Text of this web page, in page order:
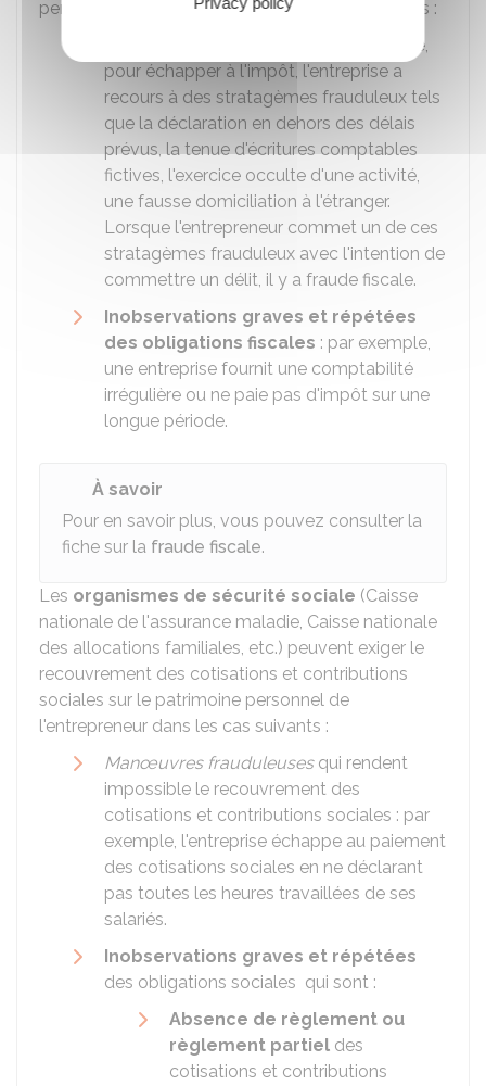
personnel de l'entrepreneur dans les cas suivants :
: par exemple,
pour échapper à l'impôt, l'entreprise a
recours à des stratagèmes frauduleux tels
que la déclaration en dehors des délais
prévus, la tenue d'écritures comptables
fictives, l'exercice occulte d'une activité,
une fausse domiciliation à l'étranger.
Lorsque l'entrepreneur commet un de ces
stratagèmes frauduleux avec l'intention de
commettre un délit, il y a fraude fiscale.
Inobservations graves et répétées
des obligations fiscales : par exemple,
une entreprise fournit une comptabilité
irrégulière ou ne paie pas d'impôt sur une
longue période.
À savoir
Pour en savoir plus, vous pouvez consulter la
fiche sur la fraude fiscale.
Les organismes de sécurité sociale (Caisse
nationale de l'assurance maladie, Caisse nationale
des allocations familiales, etc.) peuvent exiger le
recouvrement des cotisations et contributions
sociales sur le patrimoine personnel de
l'entrepreneur dans les cas suivants :
Manœuvres frauduleusesqui rendent
impossible le recouvrement des
cotisations et contributions sociales : par
exemple, l'entreprise échappe au paiement
des cotisations sociales en ne déclarant
pas toutes les heures travaillées de ses
salariés.
Inobservations graves et répétées
des obligations sociales qui sont :
Absence de règlement ou
règlement partiel des
cotisations et contributions